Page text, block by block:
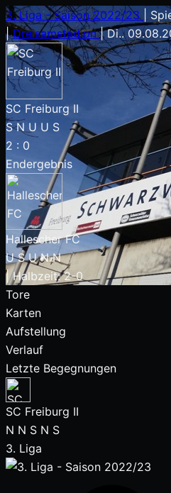
3. Liga - Saison 2022/23
| Dreisamstadion| Di..
SC Freiburg II
SN U U S
2 : 0
Endergebnis
Hallescher FC
USUNN
| Halbzeit: 2-0
Tore
Karten
Aufstellung
Verlauf
Letzte Begegnungen
SC Freiburg II
N N S N S
3. Liga